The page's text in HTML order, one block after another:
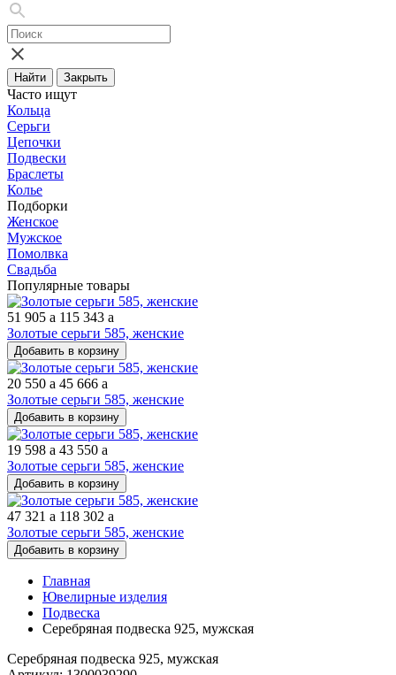
Найти Закрыть
Часто ищут
Кольца
Серьги
Цепочки
Подвески
Браслеты
Колье
Подборки
Женское
Мужское
Помолвка
Свадьба
Популярные товары
51 905 a 115 343 a
Золотые серьги 585, женские
Добавить в корзину
20 550 a 45 666 a
Золотые серьги 585, женские
Добавить в корзину
19 598 a 43 550 a
Золотые серьги 585, женские
Добавить в корзину
47 321 a 118 302 a
Золотые серьги 585, женские
Добавить в корзину
Главная
Ювелирные изделия
Подвеска
Серебряная подвеска 925, мужская
Серебряная подвеска 925, мужская